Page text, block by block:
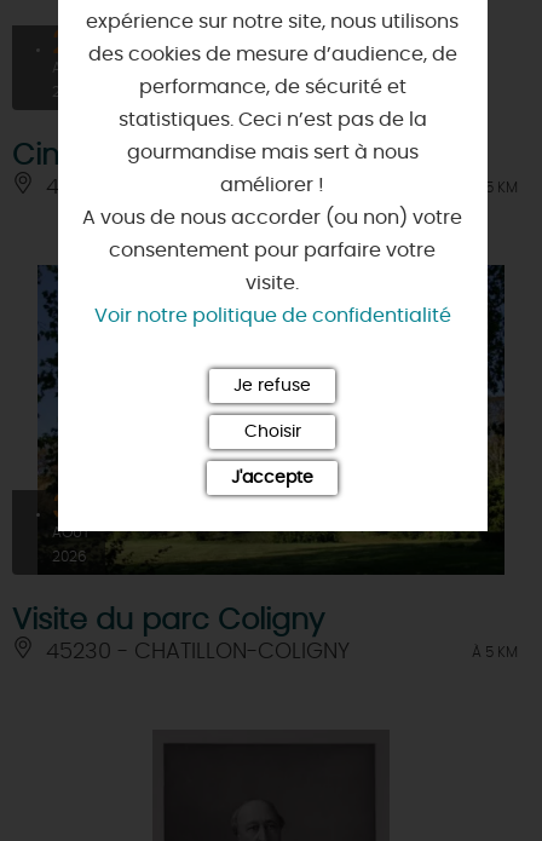
29
AOÛT
2026
À PARTIR DE
7,5€
Cinémobile
45230 - CHATILLON-COLIGNY À 5 KM
30
AOÛT
2026
Visite du parc Coligny
45230 - CHATILLON-COLIGNY À 5 KM
expérience sur notre site, nous utilisons
des cookies de mesure d’audience, de
performance, de sécurité et
statistiques. Ceci n’est pas de la
gourmandise mais sert à nous
améliorer !
A vous de nous accorder (ou non) votre
consentement pour parfaire votre
visite.
Voir notre politique de confidentialité
Je refuse
Choisir
J'accepte